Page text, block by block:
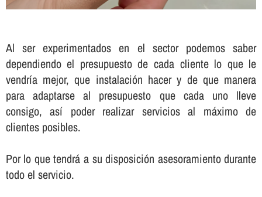
Al ser experimentados en el sector podemos saber
dependiendo el presupuesto de cada cliente lo que le
vendrí­a mejor, que instalación hacer y de que manera
para adaptarse al presupuesto que cada uno lleve
consigo, así­ poder realizar servicios al máximo de
clientes posibles.
Por lo que tendrá a su disposición asesoramiento durante
todo el servicio.